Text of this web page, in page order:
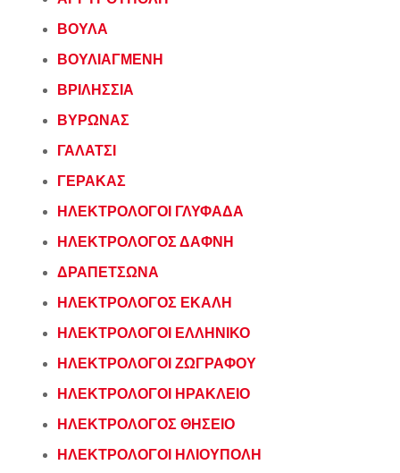
ΒΟΥΛΑ
ΒΟΥΛΙΑΓΜΕΝΗ
ΒΡΙΛΗΣΣΙΑ
ΒΥΡΩΝΑΣ
ΓΑΛΑΤΣΙ
ΓΕΡΑΚΑΣ
ΗΛΕΚΤΡΟΛΟΓΟΙ ΓΛΥΦΑΔΑ
ΗΛΕΚΤΡΟΛΟΓΟΣ ΔΑΦΝΗ
ΔΡΑΠΕΤΣΩΝΑ
ΗΛΕΚΤΡΟΛΟΓΟΣ ΕΚΑΛΗ
ΗΛΕΚΤΡΟΛΟΓΟΙ ΕΛΛΗΝΙΚΟ
ΗΛΕΚΤΡΟΛΟΓΟΙ ΖΩΓΡΑΦΟΥ
ΗΛΕΚΤΡΟΛΟΓΟΙ ΗΡΑΚΛΕΙΟ
ΗΛΕΚΤΡΟΛΟΓΟΣ ΘΗΣΕΙΟ
ΗΛΕΚΤΡΟΛΟΓΟΙ ΗΛΙΟΥΠΟΛΗ